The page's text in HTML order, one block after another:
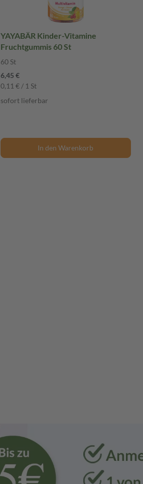
YAYABÄR Kinder-Vitamine
Fruchtgummis 60 St
60 St
6,45 €
0,11 € / 1 St
sofort lieferbar
In den Warenkorb